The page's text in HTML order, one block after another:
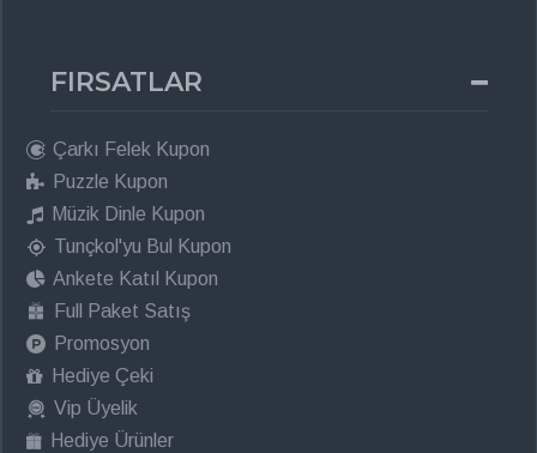
FIRSATLAR
Çarkı Felek Kupon
Puzzle Kupon
Müzik Dinle Kupon
Tunçkol'yu Bul Kupon
Ankete Katıl Kupon
Full Paket Satış
Promosyon
Hediye Çeki
Vip Üyelik
Hediye Ürünler